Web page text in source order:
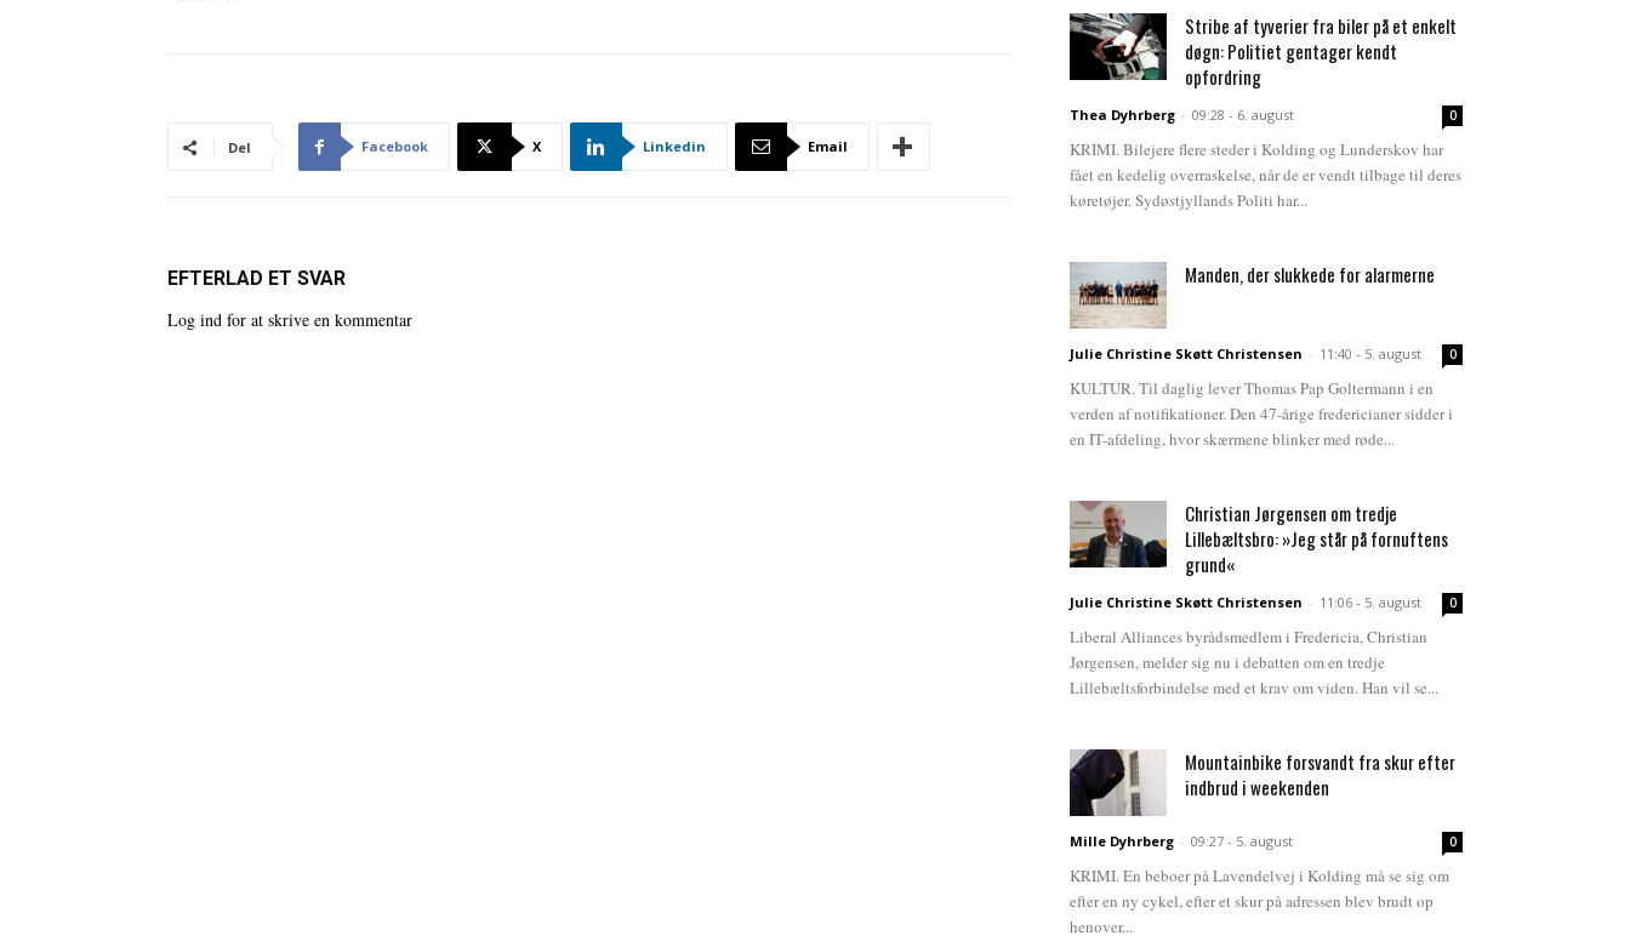
Del Facebook X Linkedin Email
EFTERLAD ET SVAR
Log ind for at skrive en kommentar
Stribe af tyverier fra biler på et enkelt
døgn: Politiet gentager kendt
opfordring
Thea Dyhrberg - 09:28 - 6. august 0
KRIMI. Bilejere flere steder i Kolding og Lunderskov har
fået en kedelig overraskelse, når de er vendt tilbage til deres
køretøjer. Sydøstjyllands Politi har...
Manden, der slukkede for alarmerne
Julie Christine Skøtt Christensen - 11:40 - 5. august 0
KULTUR. Til daglig lever Thomas Pap Goltermann i en
verden af notifikationer. Den 47-årige fredericianer sidder i
en IT-afdeling, hvor skærmene blinker med røde...
Christian Jørgensen om tredje
Lillebæltsbro: »Jeg står på fornuftens
grund«
Julie Christine Skøtt Christensen - 11:06 - 5. august 0
Liberal Alliances byrådsmedlem i Fredericia, Christian
Jørgensen, melder sig nu i debatten om en tredje
Lillebæltsforbindelse med et krav om viden. Han vil se...
Mountainbike forsvandt fra skur efter
indbrud i weekenden
Mille Dyhrberg - 09:27 - 5. august 0
KRIMI. En beboer på Lavendelvej i Kolding må se sig om
efter en ny cykel, efter et skur på adressen blev brudt op
henover...